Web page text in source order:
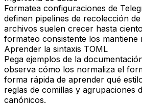
Formatea configuraciones de
definen pipelines de recolección de
archivos suelen crecer hasta
formateo consistente los mantiene
Aprender la sintaxis TOML
Pega ejemplos de la
observa cómo los normaliza el
forma rápida de aprender qué
reglas de comillas y agrupaciones
canónicos.